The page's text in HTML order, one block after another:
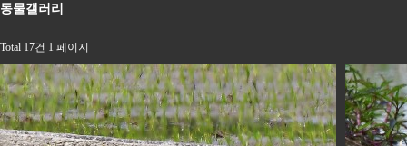
동물갤러리
Total 17건 1 페이지